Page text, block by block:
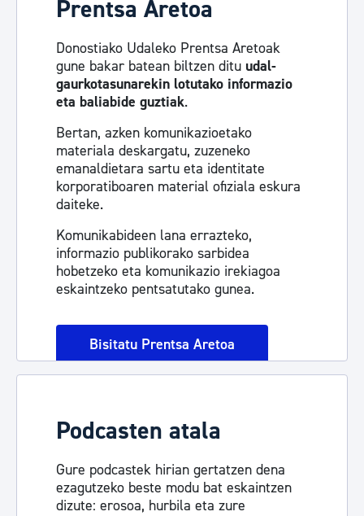
Prentsa Aretoa
Donostiako Udaleko Prentsa Aretoak
gune bakar batean biltzen ditu udal-
gaurkotasunarekin lotutako informazio
eta baliabide guztiak.
Bertan, azken komunikazioetako
materiala deskargatu, zuzeneko
emanaldietara sartu eta identitate
korporatiboaren material ofiziala eskura
daiteke.
Komunikabideen lana errazteko,
informazio publikorako sarbidea
hobetzeko eta komunikazio irekiagoa
eskaintzeko pentsatutako gunea.
Bisitatu Prentsa Aretoa
Podcasten atala
Gure podcastek hirian gertatzen dena
ezagutzeko beste modu bat eskaintzen
dizute: erosoa, hurbila eta zure